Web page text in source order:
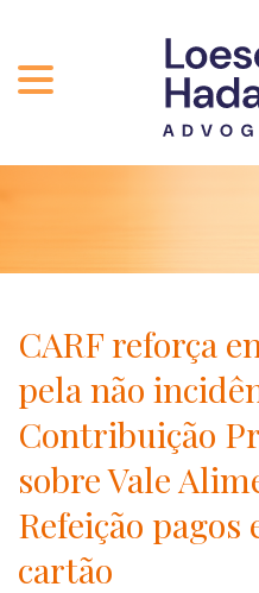
INCLUSÃO E DIVERSIDADE
PRÊMIOS
NOSSA EQUIPE
PROFISSIONAIS
CARREIRA
Localização
EN-US
CARF reforça
pela não
Contribuição
sobre Vale
Refeição
cartão